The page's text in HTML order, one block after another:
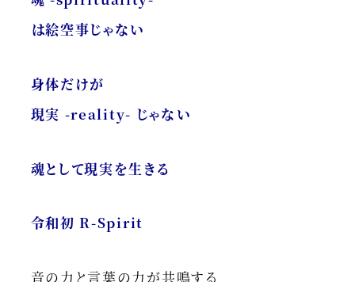
は絵空事じゃない
身体だけが
現実 -reality- じゃない
魂として現実を生きる
令和初 R-Spirit
音の力と言葉の力が共鳴する